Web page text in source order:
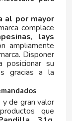
al por mayor
complace
, lays
ampliamente
Disponer
su
gracias a la
de gran valor
que